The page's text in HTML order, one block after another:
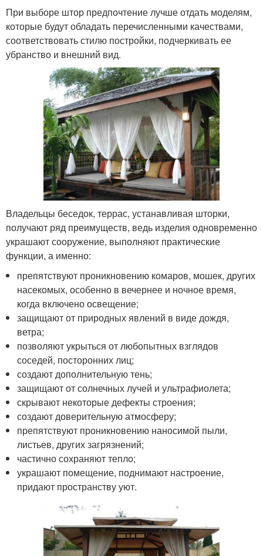
При выборе штор предпочтение лучше отдать моделям,
которые будут обладать перечисленными качествами,
соответствовать стилю постройки, подчеркивать ее
убранство и внешний вид.
Владельцы беседок, террас, устанавливая шторки,
получают ряд преимуществ, ведь изделия одновременно
украшают сооружение, выполняют практические
функции, а именно:
препятствуют проникновению комаров, мошек, других
насекомых, особенно в вечернее и ночное время,
когда включено освещение;
защищают от природных явлений в виде дождя,
ветра;
позволяют укрыться от любопытных взглядов
соседей, посторонних лиц;
создают дополнительную тень;
защищают от солнечных лучей и ультрафиолета;
скрывают некоторые дефекты строения;
создают доверительную атмосферу;
препятствуют проникновению наносимой пыли,
листьев, других загрязнений;
частично сохраняют тепло;
украшают помещение, поднимают настроение,
придают пространству уют.